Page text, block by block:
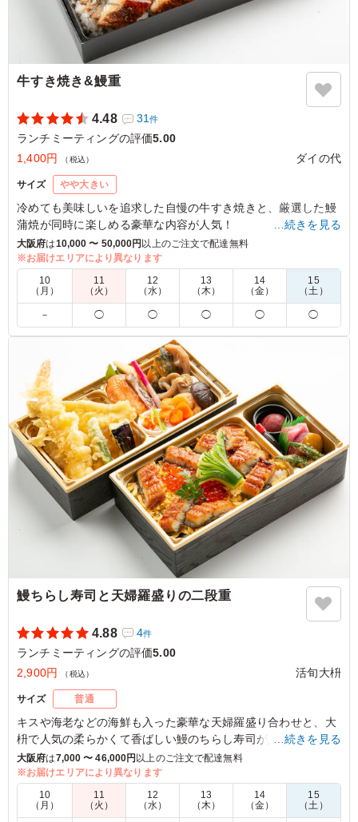
牛すき焼き&鰻重
4.48 31件
ランチミーティングの評価5.00
1,400円
（税込） ダイの代
サイズ やや大きい
冷めても美味しいを追求した自慢の牛すき焼きと、厳選した鰻
蒲焼が同時に楽しめる豪華な内容が人気！
どの料理にもダイの代のこだわりがギュッと詰まっています。
5.0 （株）日立ソリューションズ
大きめのふっくらしたウナギが入っていて、ご飯にもしっ
かりとウナギのタレがかかっていておいしかったです。お
かずもいろいろな種類が入って味もそれぞれしっかりとし
た味がついていました。牛肉のボリュームはかなり多く、
すき焼きの味がしっかりとついていました。全体的にバラ
ンスよくとても美味しかった。
ご利用シーン：会議・セミナー› ランチミーティング
大阪府大阪市北区中之島2026/07/10
…続きを見る
大阪府は10,000 〜 50,000円 以上のご注文で配達無料
※お届けエリアにより異なります
10
（月）
11
（火）
12
（水）
13
（木）
14
（金）
15
（土）
－ ◯ ◯ ◯ ◯ ◯
鰻ちらし寿司と天婦羅盛りの二段重
4.88 4件
ランチミーティングの評価5.00
2,900円
（税込） 活旬大枡
サイズ 普通
キスや海老などの海鮮も入った豪華な天婦羅盛り合わせと、大
枡で人気の柔らかくて香ばしい鰻のちらし寿司が入った幕の内
弁当です。
自慢の旬菜の煮物・和惣菜と一緒にお召し上がり下さい。
5.0
…続きを見る
大阪府は7,000 〜 46,000円以上のご注文で配達無料
※お届けエリアにより異なります
10
（月）
11
（火）
12
（水）
13
（木）
14
（金）
15
（土）